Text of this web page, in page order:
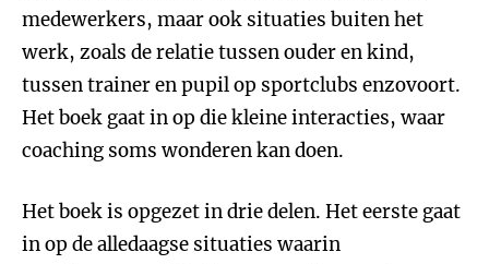
medewerkers, maar ook situaties buiten het
werk, zoals de relatie tussen ouder en kind,
tussen trainer en pupil op sportclubs enzovoort.
Het boek gaat in op die kleine interacties, waar
coaching soms wonderen kan doen.
Het boek is opgezet in drie delen. Het eerste gaat
in op de alledaagse situaties waarin